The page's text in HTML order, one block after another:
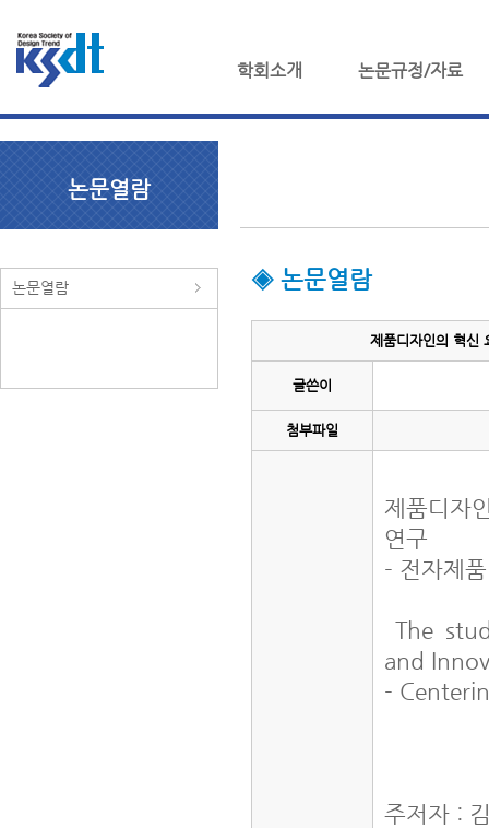
학회소개 논문규정/자료
논문열람
논문열람 ◈ 논문열람
제품디자인의 혁신
글쓴이
첨부파일
제품디자
연구
- 전자제
The
and
-
주저자 :